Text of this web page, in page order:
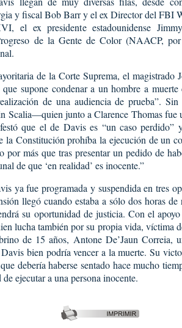
y fiscal Bob Barr y el ex Director del FBI
el ex presidente estadounidense
de la Gente de Color (NAACP,
de la Corte Suprema, el magistrado
supone condenar a un hombre a
de una audiencia de prueba”.
Scalia—quien junto a Clarence Thomas fue
que el de Davis es “un caso perdido”
la Constitución prohíba la ejecución de un
por más que tras presentar un pedido de
de que ‘en realidad’ es inocente.”
ya fue programada y suspendida en tres
llegó cuando estaba a sólo dos horas
su oportunidad de justicia. Con el
lucha también por su propia vida, víctima
de 15 años, Antone De’Jaun Correia,
bien podría vencer a la muerte. Su
debería haberse sentado hace mucho
ejecutar a una persona inocente.